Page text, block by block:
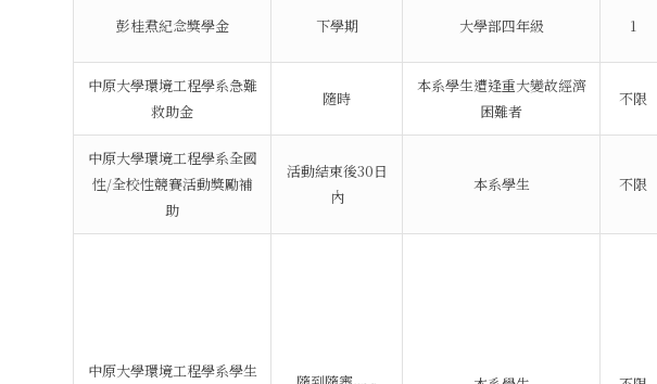
彭桂焄紀念獎學金 下學期 大學部四年級 1
中原大學環境工程學系急難
救助金
隨時
本系學生遭逢重大變故經濟
困難者
不限
中原大學環境工程學系全國
性/全校性競賽活動獎勵補
助
活動結束後30日
內
本系學生 不限
中原大學環境工程學系學生